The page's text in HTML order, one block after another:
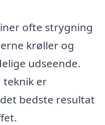
ofte strygning
krøller og
udseende.
er
bedste resultat